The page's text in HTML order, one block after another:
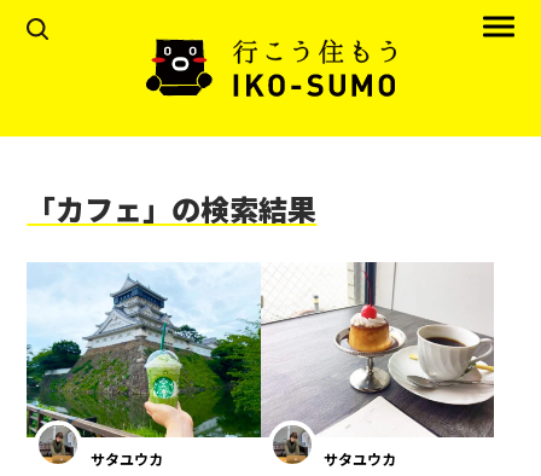
「カフェ」の検索結果
サタユウカ サタユウカ